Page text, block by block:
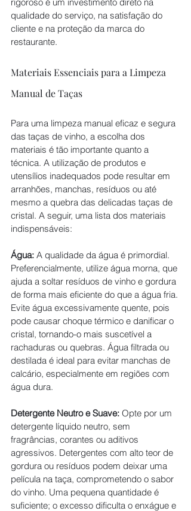
qualidade do serviço, na satisfação do
cliente e na proteção da marca do
restaurante.
Materiais Essenciais para a Limpeza
Manual de Taças
Para uma limpeza manual eficaz e segura
das taças de vinho, a escolha dos
materiais é tão importante quanto a
técnica. A utilização de produtos e
utensílios inadequados pode resultar em
arranhões, manchas, resíduos ou até
mesmo a quebra das delicadas taças de
cristal. A seguir, uma lista dos materiais
indispensáveis:
Água: A qualidade da água é primordial.
Preferencialmente, utilize água morna, que
ajuda a soltar resíduos de vinho e gordura
de forma mais eficiente do que a água fria.
Evite água excessivamente quente, pois
pode causar choque térmico e danificar o
cristal, tornando-o mais suscetível a
rachaduras ou quebras. Água filtrada ou
destilada é ideal para evitar manchas de
calcário, especialmente em regiões com
água dura.
Detergente Neutro e Suave: Opte por um
detergente líquido neutro, sem
fragrâncias, corantes ou aditivos
agressivos. Detergentes com alto teor de
gordura ou resíduos podem deixar uma
película na taça, comprometendo o sabor
do vinho. Uma pequena quantidade é
suficiente; o excesso dificulta o enxágue e